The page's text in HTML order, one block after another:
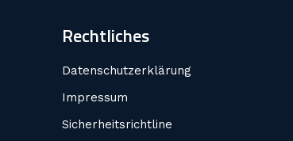
Rechtliches
Datenschutzerklärung
Impressum
Sicherheitsrichtline